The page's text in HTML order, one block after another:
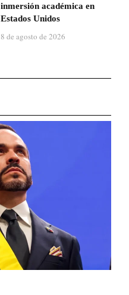
inmersión académica en
Estados Unidos
8 de agosto de 2026